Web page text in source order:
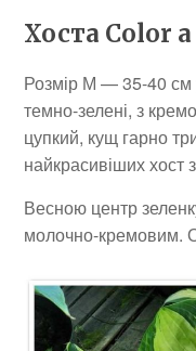
Хоста Color
Розмір М — 35-40 см
темно-зелені, з
цупкий, кущ гарно
найкрасивіших хост
Весною центр
молочно-кремовим.